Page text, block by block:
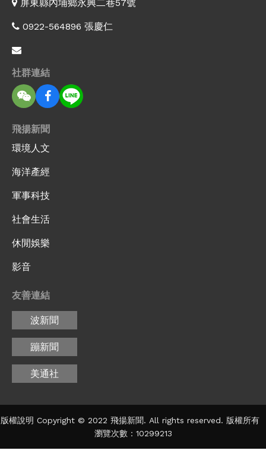
屏東縣內埔鄉永興二巷57號
0922-564896 張慶仁
社群連結
飛揚新聞
環境人文
海洋產經
軍事科技
社會生活
休閒娛樂
影音
友善連結
波新聞
蹦新聞
美通社
版權說明 Copyright © 2022 飛揚新聞. All rights reserved. 版權所有
瀏覽次數：10299213